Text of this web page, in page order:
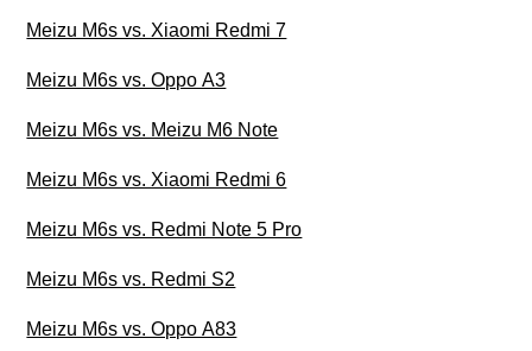
Meizu M6s vs. Xiaomi Redmi 7
Meizu M6s vs. Oppo A3
Meizu M6s vs. Meizu M6 Note
Meizu M6s vs. Xiaomi Redmi 6
Meizu M6s vs. Redmi Note 5 Pro
Meizu M6s vs. Redmi S2
Meizu M6s vs. Oppo A83